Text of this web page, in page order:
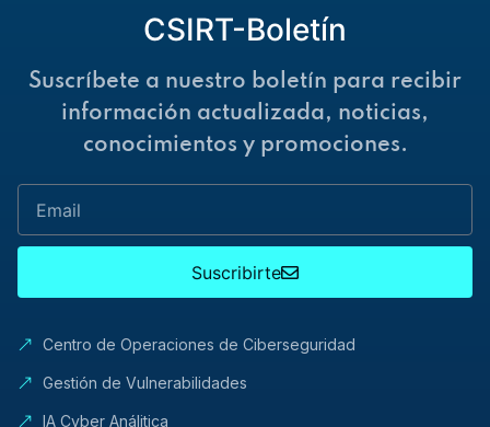
CSIRT-Boletín
Suscríbete a nuestro boletín para recibir
información actualizada, noticias,
conocimientos y promociones.
Suscribirte
Centro de Operaciones de Ciberseguridad
Gestión de Vulnerabilidades
IA Cyber Análitica